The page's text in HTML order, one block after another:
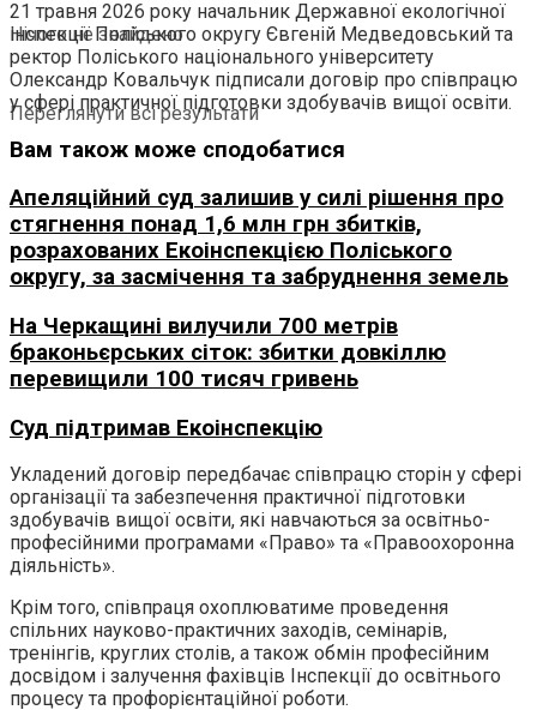
Нічого не знайдено
Переглянути всі результати
21 травня 2026 року начальник Державної екологічної
інспекції Поліського округу Євгеній Медведовський та
ректор Поліського національного університету
Олександр Ковальчук підписали договір про співпрацю
у сфері практичної підготовки здобувачів вищої освіти.
Вам також може сподобатися
Апеляційний суд залишив у силі рішення про
стягнення понад 1,6 млн грн збитків,
розрахованих Екоінспекцією Поліського
округу, за засмічення та забруднення земель
На Черкащині вилучили 700 метрів
браконьєрських сіток: збитки довкіллю
перевищили 100 тисяч гривень
Суд підтримав Екоінспекцію
Укладений договір передбачає співпрацю сторін у сфері
організації та забезпечення практичної підготовки
здобувачів вищої освіти, які навчаються за освітньо-
професійними програмами «Право» та «Правоохоронна
діяльність».
Крім того, співпраця охоплюватиме проведення
спільних науково-практичних заходів, семінарів,
тренінгів, круглих столів, а також обмін професійним
досвідом і залучення фахівців Інспекції до освітнього
процесу та профорієнтаційної роботи.